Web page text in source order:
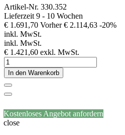
Artikel-Nr. 330.352
Lieferzeit 9 - 10 Wochen
€ 1.691,70 Vorher€ 2.114,63 -20%
inkl. MwSt.
inkl. MwSt.
€ 1.421,60 exkl. MwSt.
In den Warenkorb
Kostenloses Angebot anfordern
close